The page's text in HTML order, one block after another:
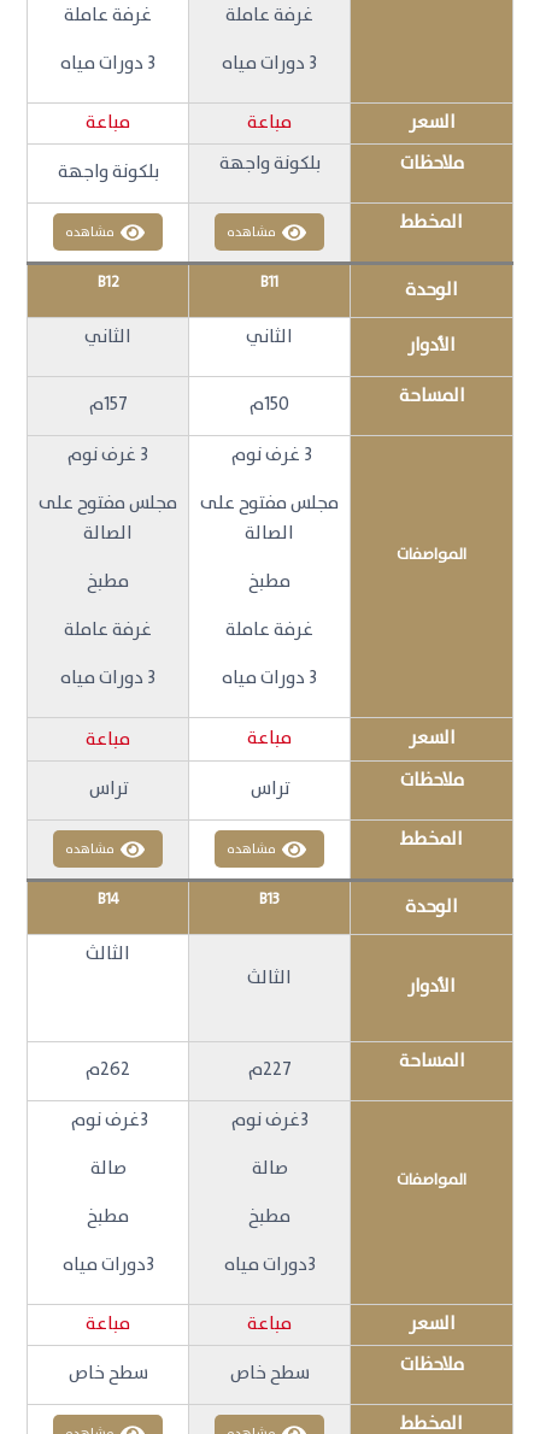
غرفة عاملة
3 دورات مياه
غرفة عاملة
3 دورات مياه
السعر مباعة
مباعة
ملاحظات
بلكونة واجهة
بلكونة واجهة
المخطط
مشاهده مشاهده
الوحدة B11
B12
الأدوار الثاني الثاني
المساحة 150م 157م
المواصفات
3 غرف نوم
مجلس مفتوح على
الصالة
مطبخ
غرفة عاملة
3 دورات مياه
3 غرف نوم
مجلس مفتوح على
الصالة
مطبخ
غرفة عاملة
3 دورات مياه
السعر مباعة
مباعة
ملاحظات
تراس
تراس
المخطط
مشاهده مشاهده
الوحدة B13
B14
الأدوار الثالث
الثالث
المساحة 227م 262م
المواصفات
3غرف نوم
صالة
مطبخ
3دورات مياه
3غرف نوم
صالة
مطبخ
3دورات مياه
السعر مباعة
مباعة
ملاحظات
سطح خاص
سطح خاص
المخطط